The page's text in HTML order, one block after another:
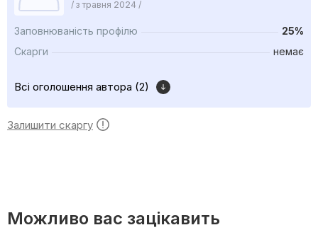
/ з травня 2024 /
Заповнюваність профілю
25%
Скарги
немає
Всі оголошення автора (2)
Залишити скаргу
Можливо вас зацікавить